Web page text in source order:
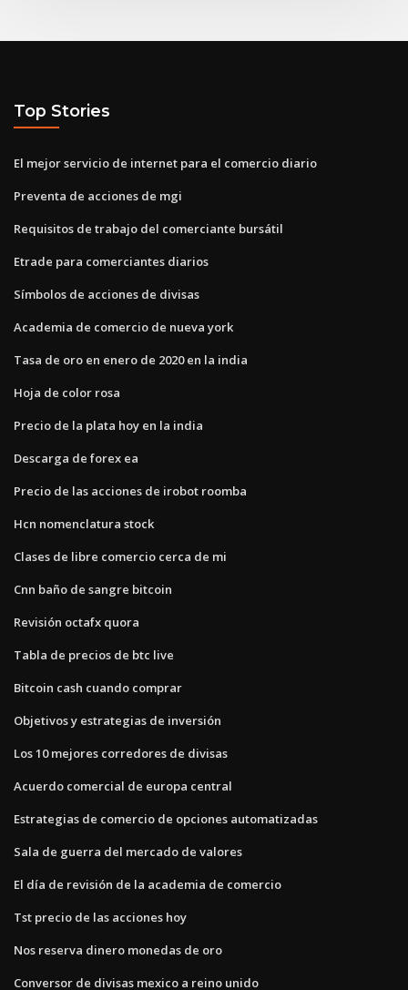
Top Stories
El mejor servicio de internet para el comercio diario
Preventa de acciones de mgi
Requisitos de trabajo del comerciante bursátil
Etrade para comerciantes diarios
Símbolos de acciones de divisas
Academia de comercio de nueva york
Tasa de oro en enero de 2020 en la india
Hoja de color rosa
Precio de la plata hoy en la india
Descarga de forex ea
Precio de las acciones de irobot roomba
Hcn nomenclatura stock
Clases de libre comercio cerca de mi
Cnn baño de sangre bitcoin
Revisión octafx quora
Tabla de precios de btc live
Bitcoin cash cuando comprar
Objetivos y estrategias de inversión
Los 10 mejores corredores de divisas
Acuerdo comercial de europa central
Estrategias de comercio de opciones automatizadas
Sala de guerra del mercado de valores
El día de revisión de la academia de comercio
Tst precio de las acciones hoy
Nos reserva dinero monedas de oro
Conversor de divisas mexico a reino unido